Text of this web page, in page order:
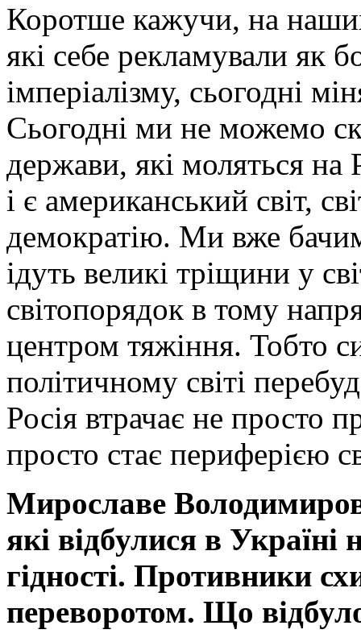
Коротше кажучи, на
які себе рекламували як
імперіалізму, сьогодні
Сьогодні ми не можемо
держави, які моляться на
і є американський світ,
демократію. Ми вже
ідуть великі тріщини у
світопорядок в тому
центром тяжіння. Тобто
політичному світі
Росія втрачає не просто
просто стає периферією
Мирославе
які відбулися в
гідності. Противники
переворотом. Що